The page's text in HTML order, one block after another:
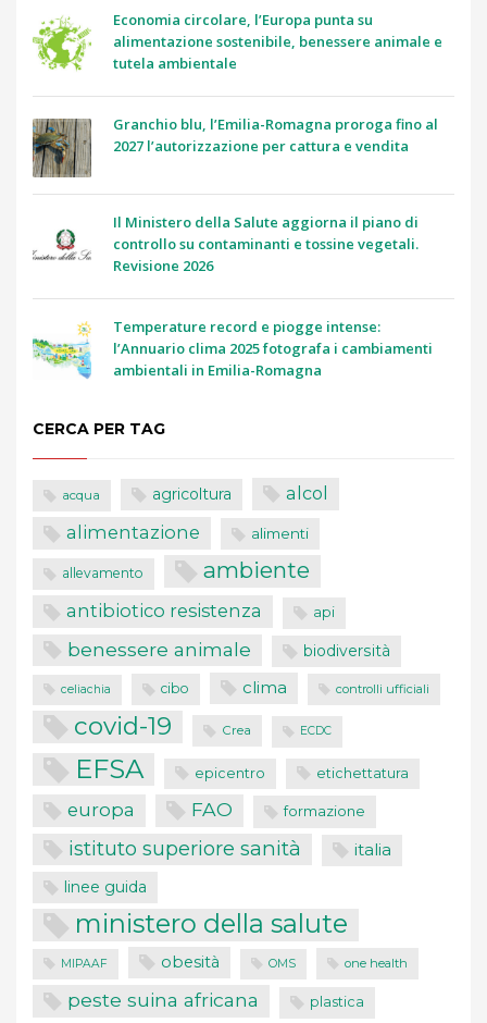
Economia circolare, l’Europa punta su
alimentazione sostenibile, benessere animale e
tutela ambientale
Granchio blu, l’Emilia-Romagna proroga fino al
2027 l’autorizzazione per cattura e vendita
Il Ministero della Salute aggiorna il piano di
controllo su contaminanti e tossine vegetali.
Revisione 2026
Temperature record e piogge intense:
l’Annuario clima 2025 fotografa i cambiamenti
ambientali in Emilia-Romagna
CERCA PER TAG
acqua agricoltura
alcol
alimentazione
alimenti
allevamento ambiente
antibiotico resistenza api
benessere animale biodiversità
celiachia cibo clima controlli ufficiali
covid-19 Crea ECDC
EFSA epicentro etichettatura
europa FAO formazione
istituto superiore sanità italia
linee guida
ministero della salute
MIPAAF obesità OMS one health
peste suina africana plastica